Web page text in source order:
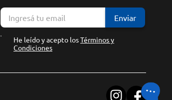
Enviar
He leído y acepto losTérminos y
Condiciones